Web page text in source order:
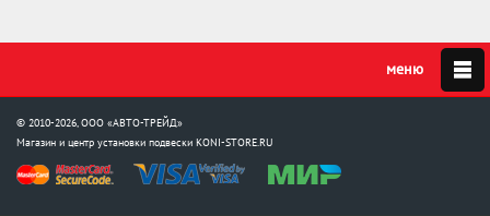
© 2010-2026, ООО «АВТО-ТРЕЙД»
Магазин и центр установки подвески KONI-STORE.RU